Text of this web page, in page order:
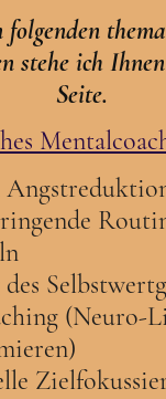
folgenden
stehe ich
Seite.
(Neuro-